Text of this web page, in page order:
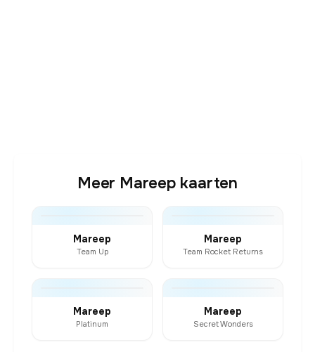
Meer Mareep kaarten
Mareep
Team Up
Mareep
Team Rocket Returns
Mareep
Platinum
Mareep
Secret Wonders